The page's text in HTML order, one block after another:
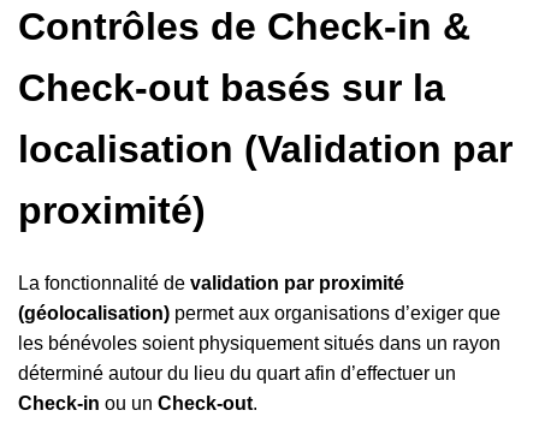
Contrôles de Check-in &
Check-out basés sur la
localisation (Validation par
proximité)
La fonctionnalité de validation par proximité
(géolocalisation) permet aux organisations d’exiger que
les bénévoles soient physiquement situés dans un rayon
déterminé autour du lieu du quart afin d’effectuer un
Check-in ou un Check-out.